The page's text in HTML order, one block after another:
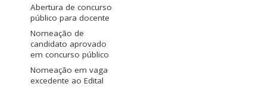
Abertura de concurso
público para docente
Nomeação de
candidato aprovado
em concurso público
Nomeação em vaga
excedente ao Edital